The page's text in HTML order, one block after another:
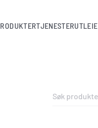
TJENESTERUTLEIE
Søk